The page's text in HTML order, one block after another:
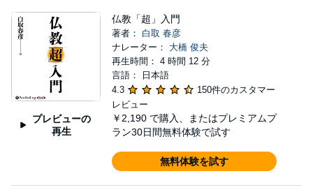
プレビューの
再生
仏教「超」入門
著者： 白取 春彦
ナレーター： 大橋 俊夫
再生時間： 4 時間 12 分
言語： 日本語
4.3
150件のカスタマー
レビュー
￥2,190 で購入、またはプレミアムプ
ラン30日間無料体験で試す
無料体験を試す